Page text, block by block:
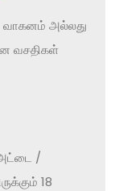
வாகனம் அல்லது
வசதிகள்
அட்டை /
18